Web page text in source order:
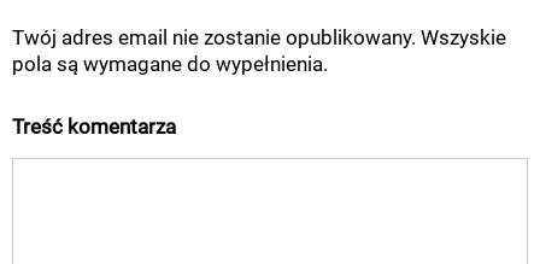
Twój adres email nie zostanie opublikowany. Wszyskie
pola są wymagane do wypełnienia.
Treść komentarza